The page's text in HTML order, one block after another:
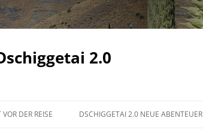
2.0
DER REISE DSCHIGGETAI 2.0 NEUE ABENTEUER